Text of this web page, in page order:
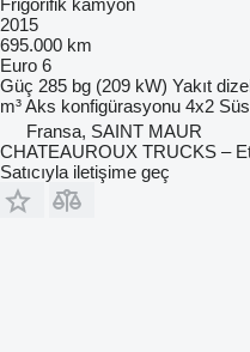
2015
695.000 km
Euro 6
Güç 285 bg (209 kW) Yakıt
m³Aks konfigürasyonu 4x2
Fransa, SAINT MAUR
CHATEAUROUX TRUCKS –
Satıcıyla iletişime geç